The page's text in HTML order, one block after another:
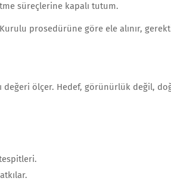
süreçlerine kapalı tutum.
prosedürüne göre ele alınır,
değeri ölçer. Hedef, görünürlük değil,